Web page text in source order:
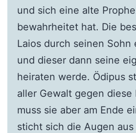
und sich eine alte
bewahrheitet hat. Die
Laios durch seinen Sohn
und dieser dann seine
heiraten werde. Ödipus
aller Gewalt gegen diese
muss sie aber am Ende
sticht sich die Augen